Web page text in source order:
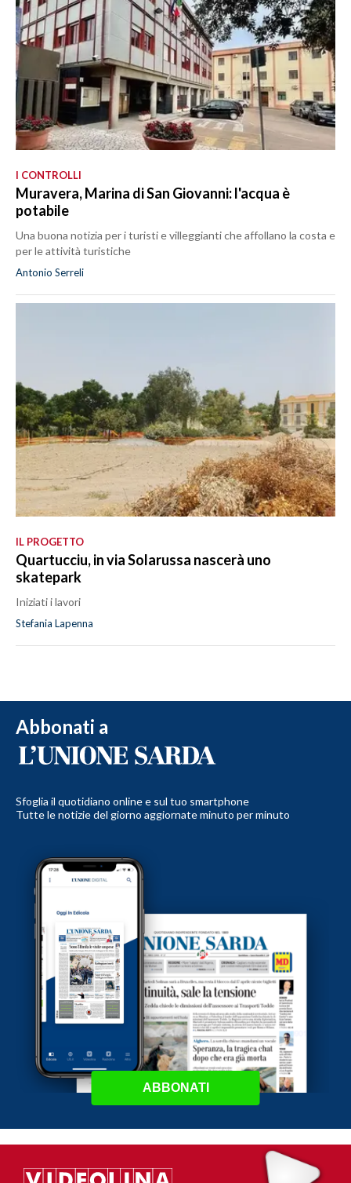
I CONTROLLI
Muravera, Marina di San Giovanni: l'acqua è
potabile
Una buona notizia per i turisti e villeggianti che affollano la costa e
per le attività turistiche
Antonio Serreli
IL PROGETTO
Quartucciu, in via Solarussa nascerà uno
skatepark
Iniziati i lavori
Stefania Lapenna
Abbonati a
Sfoglia il quotidiano online e sul tuo smartphone
Tutte le notizie del giorno aggiornate minuto per minuto
ABBONATI